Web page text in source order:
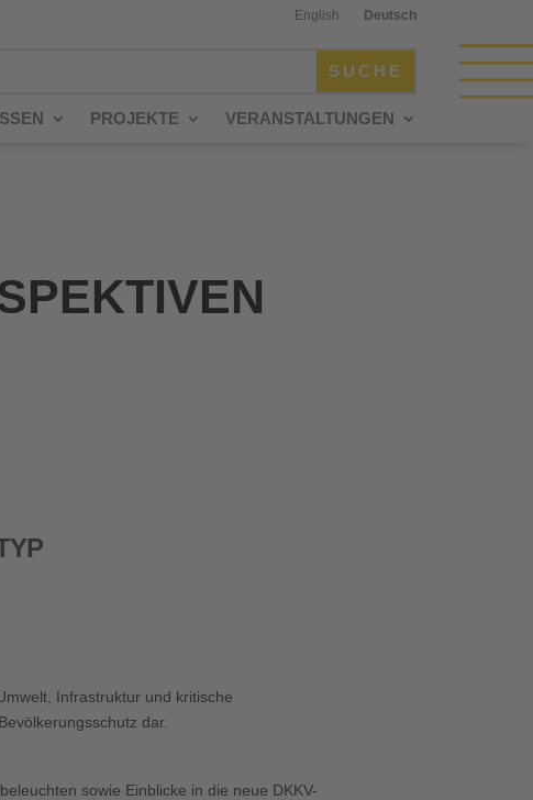
English Deutsch
PROJEKTE VERANSTALTUNGEN
Infrastruktur und kritische
dar.
sowie Einblicke in die neue DKKV-